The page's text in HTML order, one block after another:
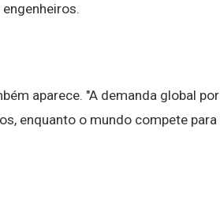
aparece. "A demanda global por
enquanto o mundo compete para